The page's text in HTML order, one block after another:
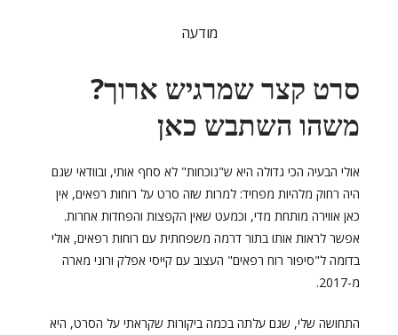
מודעה
סרט קצר שמרגיש ארוך?
משהו השתבש כאן
אולי הבעיה הכי גדולה היא ש"נוכחות" לא סחף אותי, ובוודאי שגם
היה רחוק מלהיות מפחיד: למרות שזה סרט על רוחות רפאים, אין
כאן אווירה מותחת מדי, וכמעט שאין הקפצות והפחדות אחרות.
אפשר לראות אותו בתור דרמה משפחתית עם רוחות רפאים, אולי
בדומה ל"סיפור רוח רפאים" העצוב עם קייסי אפלק ורוני מארה
מ-2017.
התחושה שלי, שגם עלתה בכמה ביקורות שקראתי על הסרט, היא